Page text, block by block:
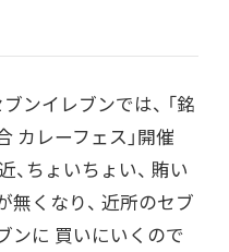
ンイレブンでは、 「銘
カレーフェス」開催
、ちょいちょい、 賄い
無くなり、 近所のセブ
ンに 買いにいくので